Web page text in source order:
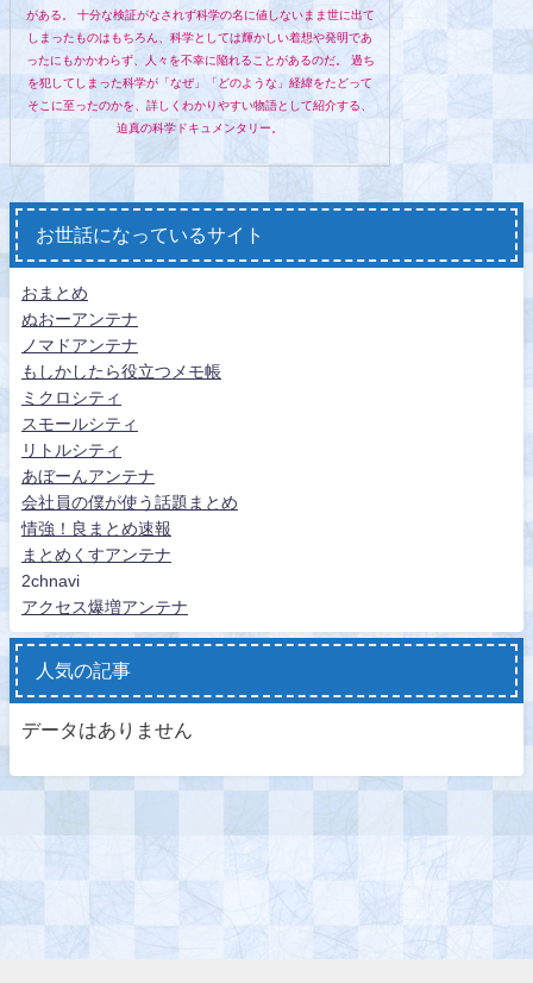
がある。 十分な検証がなされず科学の名に値しないまま世に出て
しまったものはもちろん、科学としては輝かしい着想や発明であ
ったにもかかわらず、人々を不幸に陥れることがあるのだ。 過ち
を犯してしまった科学が「なぜ」「どのような」経緯をたどって
そこに至ったのかを、詳しくわかりやすい物語として紹介する、
迫真の科学ドキュメンタリー。
お世話になっているサイト
おまとめ
ぬおーアンテナ
ノマドアンテナ
もしかしたら役立つメモ帳
ミクロシティ
スモールシティ
リトルシティ
あぼーんアンテナ
会社員の僕が使う話題まとめ
情強！良まとめ速報
まとめくすアンテナ
2chnavi
アクセス爆増アンテナ
人気の記事
データはありません